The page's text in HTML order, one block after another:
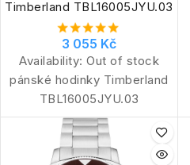
Timberland TBL16005JYU.03
3 055 Kč
Availability: Out of stock
pánské hodinky Timberland
TBL16005JYU.03